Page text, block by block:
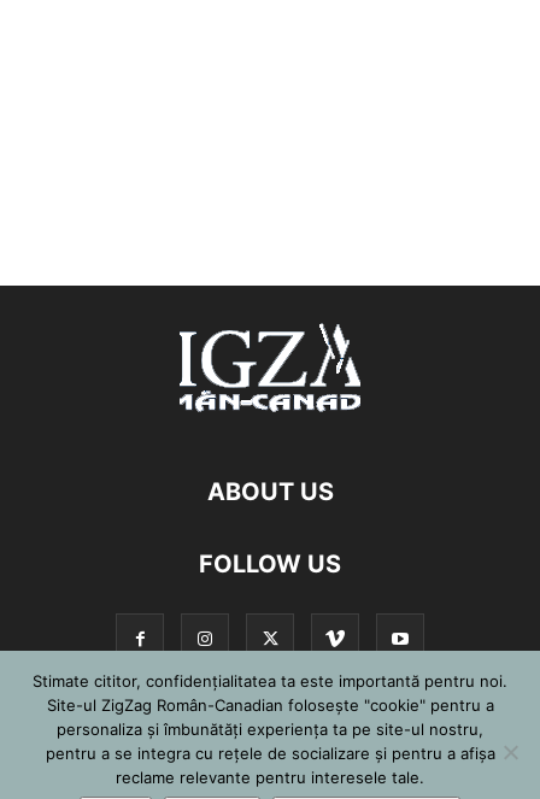
ABOUT US
FOLLOW US
©
Stimate cititor, confidențialitatea ta este importantă pentru noi.
Site-ul ZigZag Român-Canadian folosește "cookie" pentru a
personaliza și îmbunătăți experiența ta pe site-ul nostru,
pentru a se integra cu reţele de socializare şi pentru a afişa
reclame relevante pentru interesele tale.